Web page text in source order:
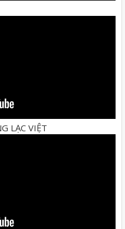
LẠC VIỆT